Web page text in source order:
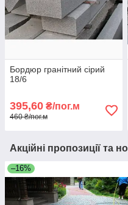
Бордюр гранітний сірий
18/6
395,60 ₴/пог.м
460 ₴/пог.м
Акційні пропозиції та
–16%